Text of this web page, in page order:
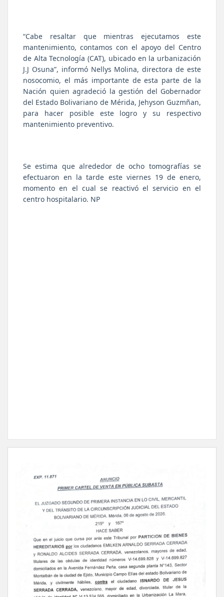
“Cabe resaltar que mientras ejecutamos este
mantenimiento, contamos con el apoyo del Centro
de Alta Tecnología (CAT), ubicado en la urbanización
J.J Osuna”, informó Nellys Molina, directora de este
nosocomio, el más importante de esta parte de la
Nación quien agradeció la gestión del Gobernador
del Estado Bolivariano de Mérida, Jehyson Guzmñan,
para hacer posible este logro y su respectivo
mantenimiento preventivo.
Se estima que alrededor de ocho tomografías se
efectuaron en la tarde este viernes 19 de enero,
momento en el cual se reactivó el servicio en el
centro hospitalario. NP